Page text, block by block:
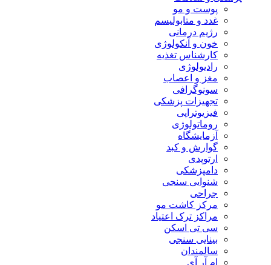
پوست و مو
غدد و متابولیسم
رژیم درمانی
خون و آنکولوژی
کارشناس تغذیه
رادیولوژی
مغز و اعصاب
سونوگرافی
تجهیزات پزشکی
فیزیوتراپی
روماتولوژی
آزمایشگاه
گوارش و کبد
ارتوپدی
دامپزشکی
شنوایی سنجی
جراحی
مرکز کاشت مو
مراکز ترک اعتیاد
سی تی اسکن
بینایی سنجی
سالمندان
ام آر آی